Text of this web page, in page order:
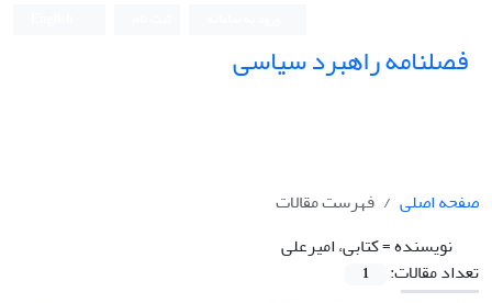
فصلنامه راهبرد سیاسی
صفحه اصلی
فهرست مقالات
نویسنده =کتابی، امیرعلی
تعداد مقالات:
1